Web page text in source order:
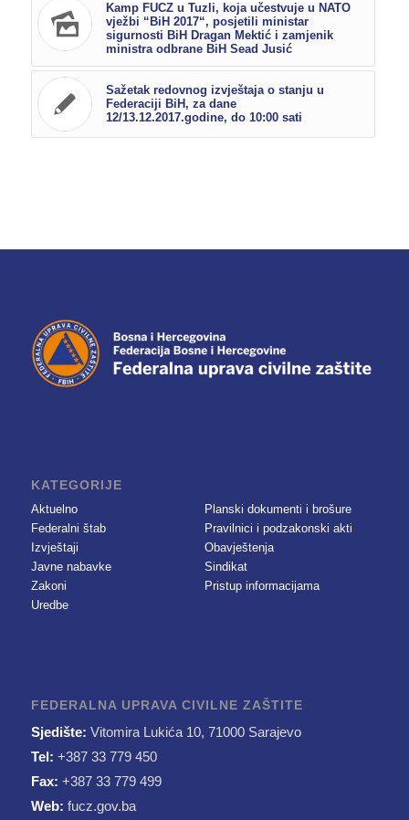
Kamp FUCZ u Tuzli, koja učestvuje u NATO
vježbi “BiH 2017“, posjetili ministar
sigurnosti BiH Dragan Mektić i zamjenik
ministra odbrane BiH Sead Jusić
Sažetak redovnog izvještaja o stanju u
Federaciji BiH, za dane
12/13.12.2017.godine, do 10:00 sati
KATEGORIJE
Aktuelno
Federalni štab
Izvještaji
Javne nabavke
Zakoni
Uredbe
Planski dokumenti i brošure
Pravilnici i podzakonski akti
Obavještenja
Sindikat
Pristup informacijama
FEDERALNA UPRAVA CIVILNE ZAŠTITE
Sjedište: Vitomira Lukića 10, 71000 Sarajevo
Tel: +387 33 779 450
Fax: +387 33 779 499
Web: fucz.gov.ba